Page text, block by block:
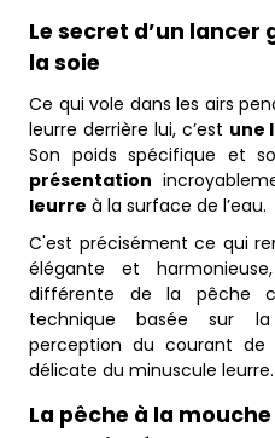
Le secret d’un lancer
la soie
Ce qui vole dans les airs
leurre derrière lui, c’est une
Son poids spécifique et
présentation
leurre à la surface de l’eau.
C'est précisément ce qui
élégante et
différente de la pêche
technique basée sur
perception du courant
délicate du minuscule leurre.
La pêche à la